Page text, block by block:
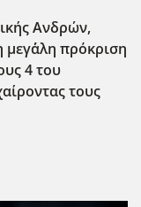
Ανδρών,
πρόκριση
4 του
τους